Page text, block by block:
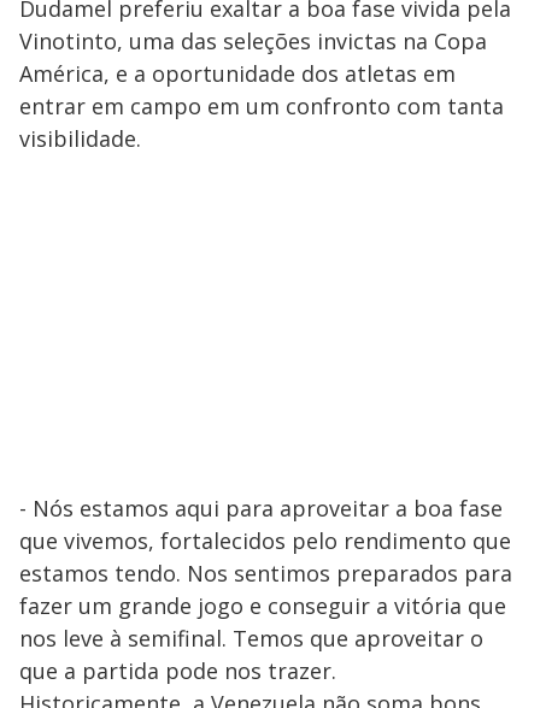
Dudamel preferiu exaltar a boa fase vivida pela
Vinotinto, uma das seleções invictas na Copa
América, e a oportunidade dos atletas em
entrar em campo em um confronto com tanta
visibilidade.
- Nós estamos aqui para aproveitar a boa fase
que vivemos, fortalecidos pelo rendimento que
estamos tendo. Nos sentimos preparados para
fazer um grande jogo e conseguir a vitória que
nos leve à semifinal. Temos que aproveitar o
que a partida pode nos trazer.